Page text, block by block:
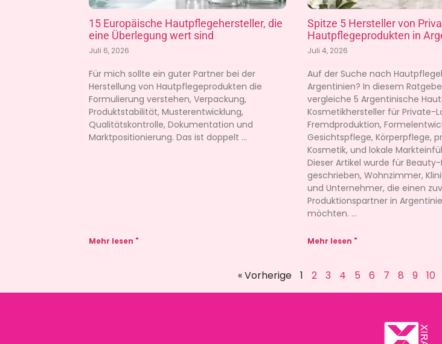
15 Europäische Hautpflegehersteller, die
eine Überlegung wert sind
Juli 6, 2026
Für mich sollte ein guter Partner bei der
Herstellung von Hautpflegeprodukten die
Formulierung verstehen, Verpackung,
Produktstabilität, Musterentwicklung,
Qualitätskontrolle, Dokumentation und
Marktpositionierung. Das ist doppelt
Mehr lesen "
Spitze 5 Hersteller von
Hautpflegeprodukten in
Juli 4, 2026
Auf der Suche nach
Argentinien? In diesem
vergleiche 5 Argentinische
Kosmetikhersteller für Private-
Fremdproduktion,
Gesichtspflege, Körperpflege,
Kosmetik, und lokale
Dieser Artikel wurde für
geschrieben, Wohnzimmer,
und Unternehmer, die einen
Produktionspartner in
möchten.
Mehr lesen "
« Vorherige 1 2 3 4 5 6 7 8 9 10